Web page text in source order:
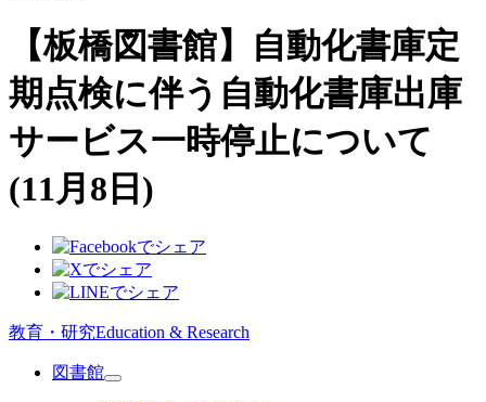
【板橋図書館】自動化書庫定
期点検に伴う自動化書庫出庫
サービス一時停止について
(11月8日)
教育・研究Education & Research
図書館